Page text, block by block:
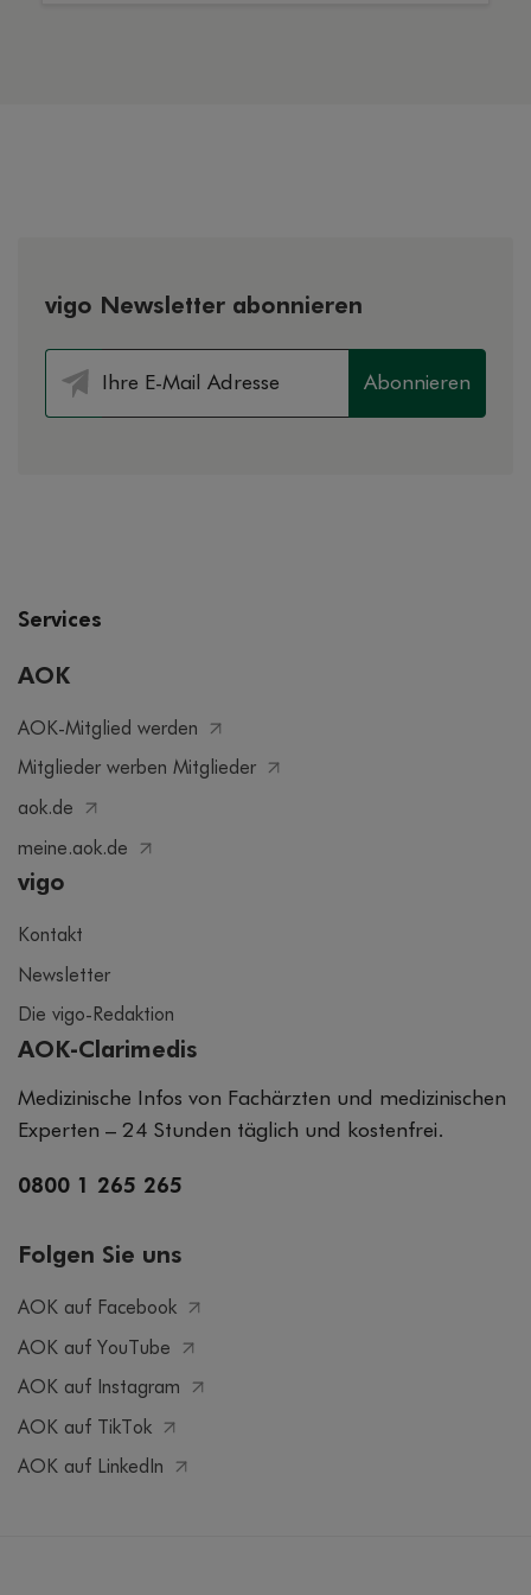
vigo Newsletter abonnieren
Abonnieren
Services
AOK
AOK-Mitglied werden
Mitglieder werben Mitglieder
aok.de
meine.aok.de
vigo
Kontakt
Newsletter
Die vigo-Redaktion
AOK-Clarimedis
Medizinische Infos von Fachärzten und medizinischen
Experten – 24 Stunden täglich und kostenfrei.
0800 1 265 265
Folgen Sie uns
AOK auf Facebook
AOK auf YouTube
AOK auf Instagram
AOK auf TikTok
AOK auf LinkedIn